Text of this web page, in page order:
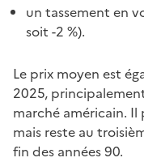
un tassement en
soit -2 %).
Le prix moyen est
2025,
marché américain. Il
mais reste au
fin des années 90.